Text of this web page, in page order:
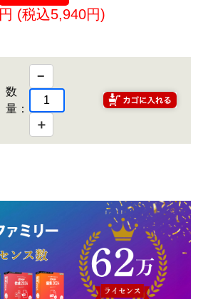
円 (税込5,940円)
数
量：
−
＋